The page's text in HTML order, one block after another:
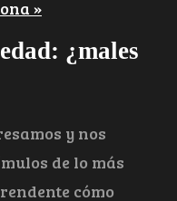
»
¿males
y nos
de lo más
cómo